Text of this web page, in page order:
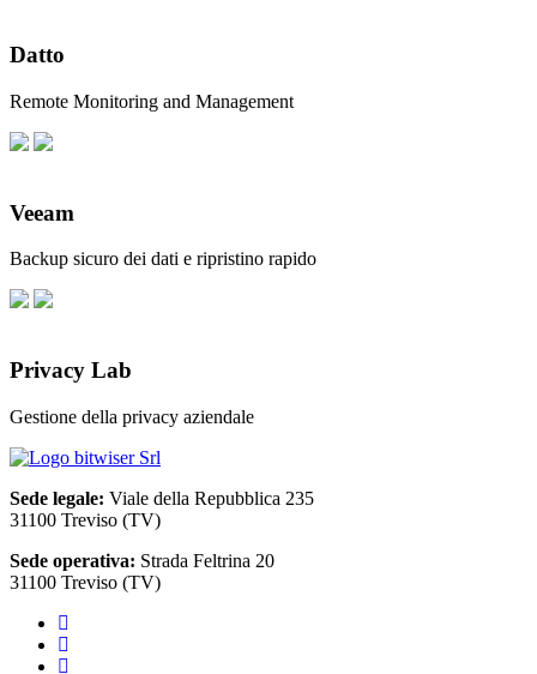
Datto
Remote Monitoring and Management
Veeam
Backup sicuro dei dati e ripristino rapido
Privacy Lab
Gestione della privacy aziendale
Sede legale: Viale della Repubblica 235
31100 Treviso (TV)
Sede operativa: Strada Feltrina 20
31100 Treviso (TV)